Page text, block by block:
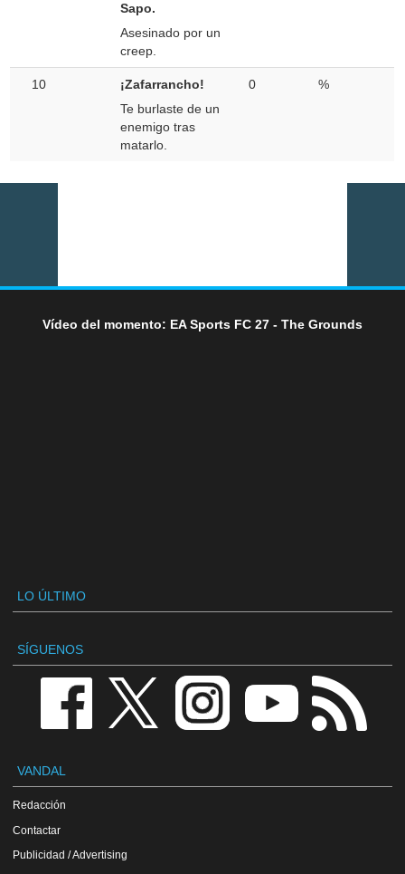
Sapo.
Asesinado por un
creep.
10
¡Zafarrancho!
Te burlaste de un
enemigo tras
matarlo.
0 %
Vídeo del momento: EA Sports FC 27 - The Grounds
LO ÚLTIMO
SÍGUENOS
VANDAL
Redacción
Contactar
Publicidad / Advertising